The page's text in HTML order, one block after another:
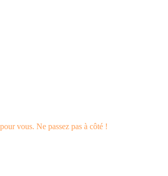
vous. Ne passez pas à côté !